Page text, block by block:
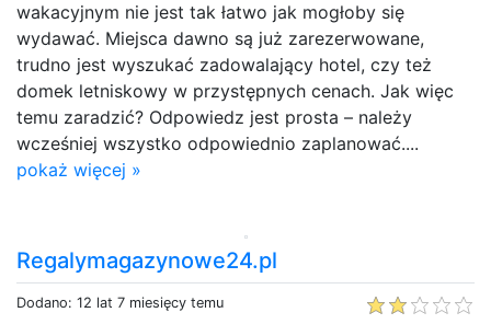
wakacyjnym nie jest tak łatwo jak mogłoby się
wydawać. Miejsca dawno są już zarezerwowane,
trudno jest wyszukać zadowalający hotel, czy też
domek letniskowy w przystępnych cenach. Jak więc
temu zaradzić? Odpowiedz jest prosta – należy
wcześniej wszystko odpowiednio zaplanować....
pokaż więcej »
Regalymagazynowe24.pl
Dodano: 12 lat 7 miesięcy temu